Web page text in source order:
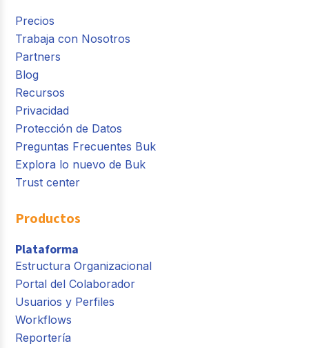
Precios
Trabaja con Nosotros
Partners
Blog
Recursos
Privacidad
Protección de Datos
Preguntas Frecuentes Buk
Explora lo nuevo de Buk
Trust center
Productos
Plataforma
Estructura Organizacional
Portal del Colaborador
Usuarios y Perfiles
Workflows
Reportería